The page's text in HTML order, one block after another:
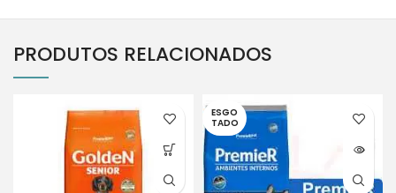
PRODUTOS RELACIONADOS
ESGO
TADO